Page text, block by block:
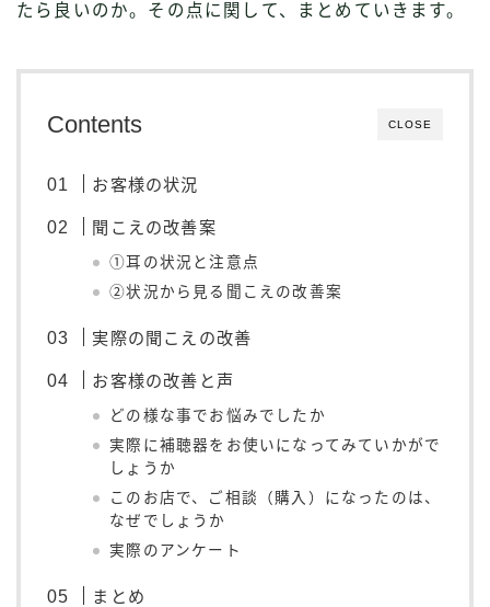
たら良いのか。その点に関して、まとめていきます。
CLOSE
Contents
お客様の状況
聞こえの改善案
①耳の状況と注意点
②状況から見る聞こえの改善案
実際の聞こえの改善
お客様の改善と声
どの様な事でお悩みでしたか
実際に補聴器をお使いになってみていかがで
しょうか
このお店で、ご相談（購入）になったのは、
なぜでしょうか
実際のアンケート
まとめ